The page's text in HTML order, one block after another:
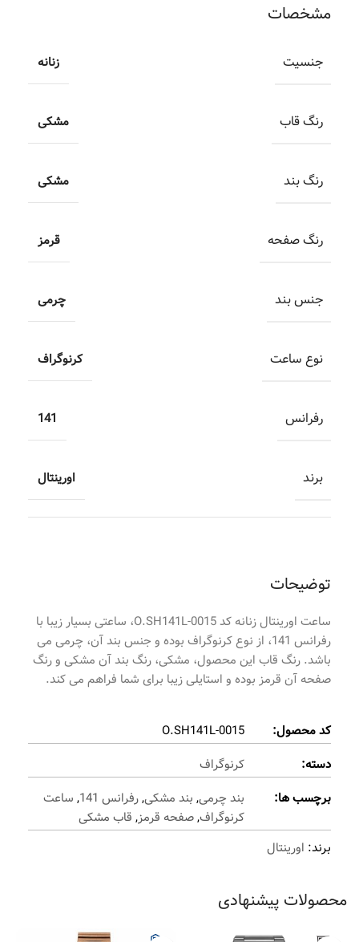
توضیحات
ساعت اورینتال زنانه کد O.SH141L-0015، ساعتی بسیار زیبا با
رفرانس 141، از نوع کرنوگراف بوده و جنس بند آن، چرمی می
باشد. رنگ قاب این محصول، مشکی، رنگ بند آن مشکی و رنگ
صفحه آن قرمز بوده و استایلی زیبا برای شما فراهم می کند.
کد محصول:
O.SH141L-0015
دسته:
کرنوگراف
برچسب ها:
بند چرمی, بند مشکی,رفرانس 141 , ساعت
کرنوگراف,صفحه قرمز, قاب مشکی
برند: اورینتال
مشخصات
جنسیت زنانه
رنگ قاب مشکی
رنگ بند مشکی
رنگ صفحه قرمز
جنس بند چرمی
نوع ساعت کرنوگراف
رفرانس 141
برند اورینتال
محصولات پیشنهادی